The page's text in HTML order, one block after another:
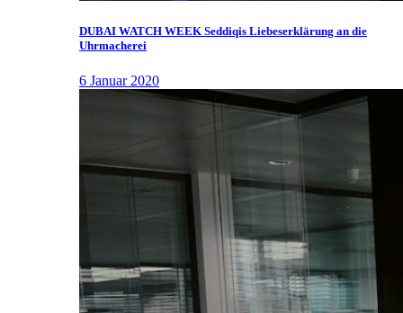
DUBAI WATCH WEEK Seddiqis Liebeserklärung an die
Uhrmacherei
6 Januar 2020